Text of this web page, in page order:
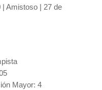
| Amistoso | 27 de
Mayor: 4